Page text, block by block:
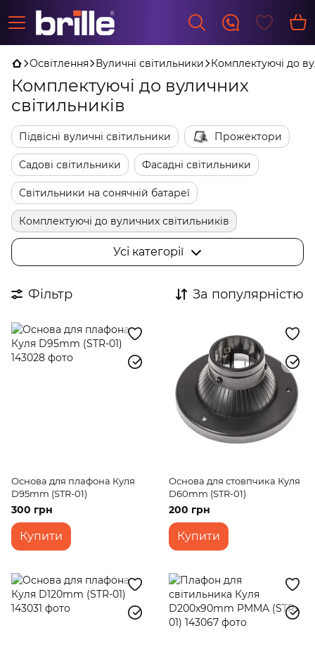
Освітлення Вуличні світильники Комплектуючі до
Комплектуючі до вуличних
світильників
Підвісні вуличні світильники Прожектори
Садові світильники Фасадні світильники
Світильники на сонячній батареї
Комплектуючі до вуличних світильників
Ретро гірлянди лампочки
Тротуарні світильники
Настінні вуличні світильники
Консольні світильники Світильники для басейну
Усі категорії
Фільтр За популярністю
Основа для плафона Куля
D95mm (STR-01)
300 грн
Купити
Основа для стовпчика Куля
D60mm (STR-01)
200 грн
Купити